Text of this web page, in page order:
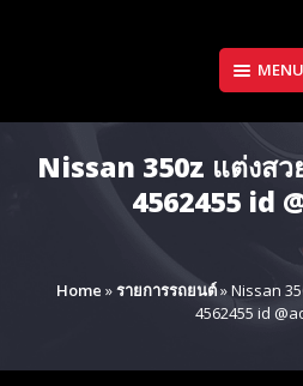
MENU
Nissan 350z แต่งสว
4562455 id
Home »รายการรถยนต์»Nissan
4562455 id